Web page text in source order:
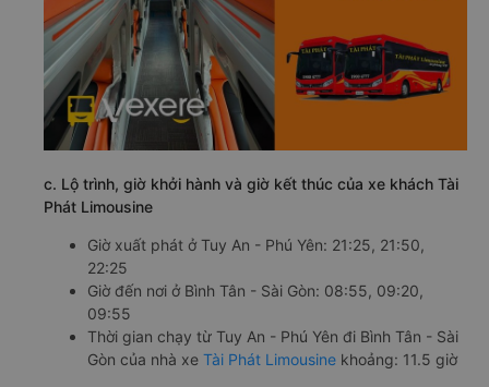
c. Lộ trình, giờ khởi hành và giờ kết thúc của xe khách Tài
Phát Limousine
Giờ xuất phát ở Tuy An - Phú Yên: 21:25, 21:50,
22:25
Giờ đến nơi ở Bình Tân - Sài Gòn: 08:55, 09:20,
09:55
Thời gian chạy từ Tuy An - Phú Yên đi Bình Tân - Sài
Gòn của nhà xe Tài Phát Limousine khoảng: 11.5 giờ